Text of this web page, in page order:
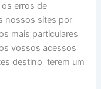
erros de
nossos sites por
mais particulares
vossos acessos
destino terem um